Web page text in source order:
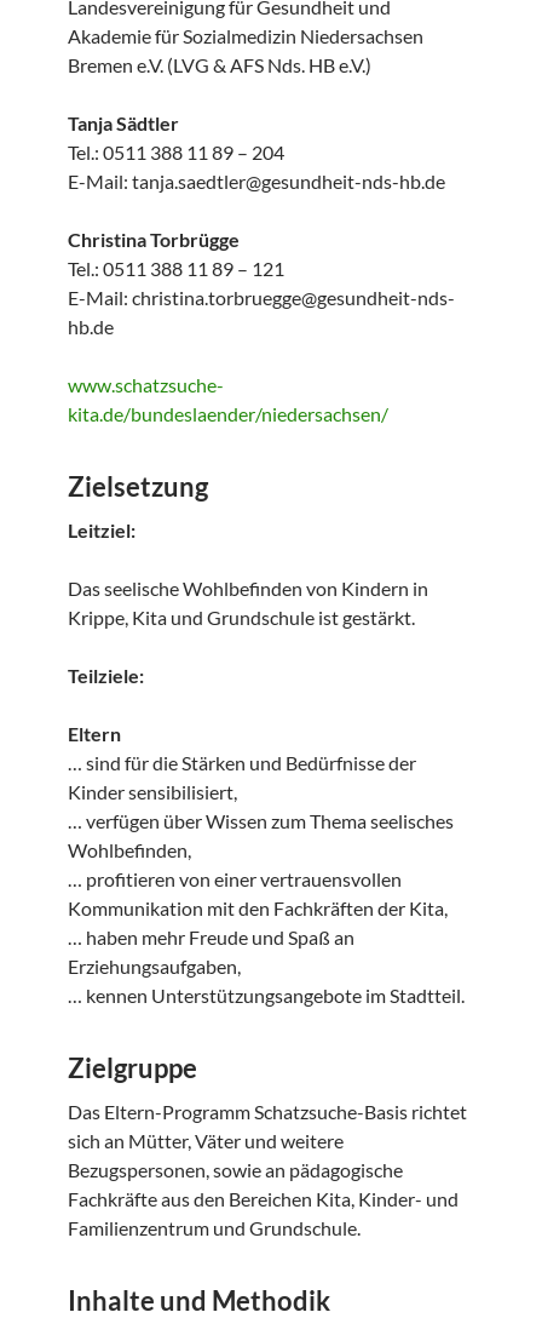
Landesvereinigung für Gesundheit und
Akademie für Sozialmedizin Niedersachsen
Bremen e.V. (LVG & AFS Nds. HB e.V.)
Tanja Sädtler
Tel.: 0511 388 11 89 – 204
E-Mail: tanja.saedtler@gesundheit-nds-hb.de
Christina Torbrügge
Tel.: 0511 388 11 89 – 121
E-Mail: christina.torbruegge@gesundheit-nds-
hb.de
www.schatzsuche-
kita.de/bundeslaender/niedersachsen/
Zielsetzung
Leitziel:
Das seelische Wohlbefinden von Kindern in
Krippe, Kita und Grundschule ist gestärkt.
Teilziele:
Eltern
… sind für die Stärken und Bedürfnisse der
Kinder sensibilisiert,
… verfügen über Wissen zum Thema seelisches
Wohlbefinden,
… profitieren von einer vertrauensvollen
Kommunikation mit den Fachkräften der Kita,
… haben mehr Freude und Spaß an
Erziehungsaufgaben,
… kennen Unterstützungsangebote im Stadtteil.
Zielgruppe
Das Eltern-Programm Schatzsuche-Basis richtet
sich an Mütter, Väter und weitere
Bezugspersonen, sowie an pädagogische
Fachkräfte aus den Bereichen Kita, Kinder- und
Familienzentrum und Grundschule.
Inhalte und Methodik